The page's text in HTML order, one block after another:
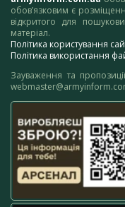
обов’язковим є
відкритого для
матеріал.
Політика користування
Політика використання
Зауваження та